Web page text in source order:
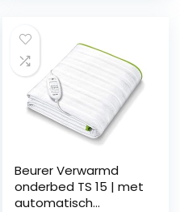
Beurer Verwarmd
onderbed TS 15 | met
automatisch